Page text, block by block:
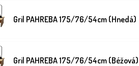
Gril PAHREBA 175/76/54cm (Hnedá)
Gril PAHREBA 175/76/54cm (Béžová)